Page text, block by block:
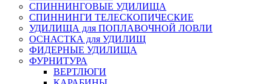
СПИННИНГОВЫЕ УДИЛИЩА
СПИННИНГИ ТЕЛЕСКОПИЧЕСКИЕ
УДИЛИЩА для ПОПЛАВОЧНОЙ ЛОВЛИ
ОСНАСТКА для УДИЛИЩ
ФИДЕРНЫЕ УДИЛИЩА
ФУРНИТУРА
ВЕРТЛЮГИ